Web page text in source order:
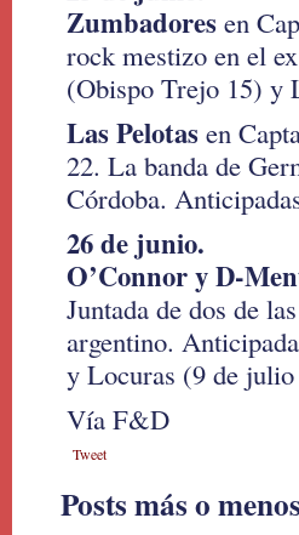
Zumbadores en
rock mestizo en el
(Obispo Trejo 15) y
Las Pelotas en
22. La banda de
Córdoba.
26 de junio.
O’Connor y D-
Juntada de dos de
argentino.
y Locuras (9 de
Vía F&D
Tweet
Posts más o